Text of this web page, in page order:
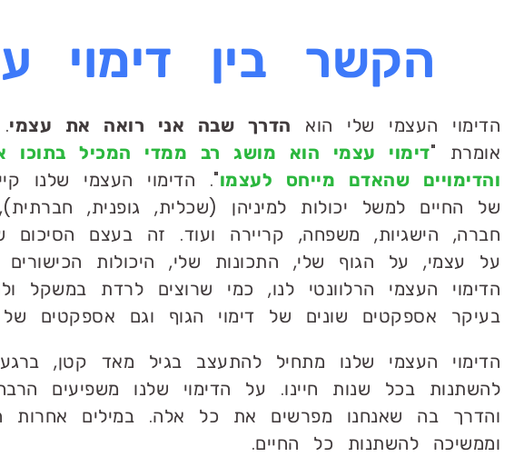
הקשר בין דימוי
הדימוי העצמי שלי הוא הדרך שבה אני רואה את עצמי
אומרת "דימוי עצמי הוא מושג רב ממדי המכיל בתוכו
והדימויים שהאדם מייחס לעצמו". הדימוי העצמי שלנו
של החיים למשל יכולות למיניהן (שכלית, גופנית,
חברה, הישגיות, משפחה, קריירה ועוד. זה בעצם
על עצמי, על הגוף שלי, התכונות שלי, היכולות הכישורים
הדימוי העצמי הרלוונטי לנו, כמי שרוצים לרדת במשקל
בעיקר אספקטים שונים של דימוי הגוף וגם אספקטים של
הדימוי העצמי שלנו מתחיל להתעצב בגיל מאד קטן,
להשתנות בכל שנות חיינו. על הדימוי שלנו משפיעים
והדרך בה שאנחנו מפרשים את כל אלה. במילים אחרות
וממשיכה להשתנות כל החיים.